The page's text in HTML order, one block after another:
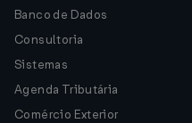
Banco de Dados
Consultoria
Sistemas
Agenda Tributária
Comércio Exterior